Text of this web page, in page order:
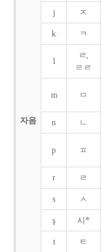
자음
j ㅈ
k ㅋ
l
ㄹ,
ㄹㄹ
m ㅁ
n ㄴ
p ㅍ
r ㄹ
s ㅅ
ş 시*
t ㅌ